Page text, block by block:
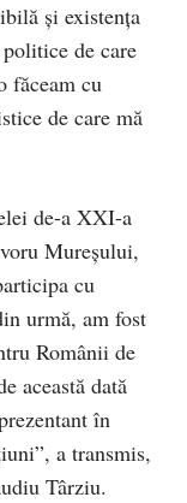
și existența
de care
făceam cu
de care mă
de-a XXI-a
Mureșului,
cu
urmă, am fost
Românii de
această dată
în
a transmis,
Târziu.